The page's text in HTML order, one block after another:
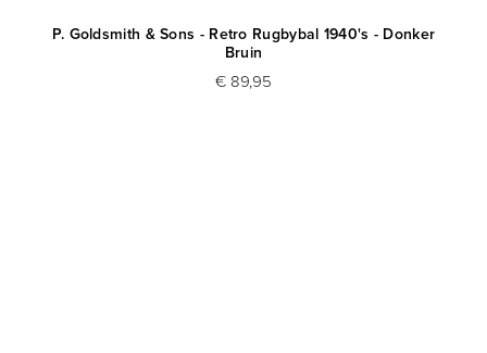
P. Goldsmith & Sons - Retro Rugbybal 1940's - Donker
Bruin
€ 89,95